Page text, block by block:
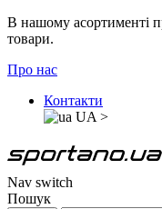
В нашому асортименті
товари.
Про нас
Контакти
UA >
Nav switch
Пошук